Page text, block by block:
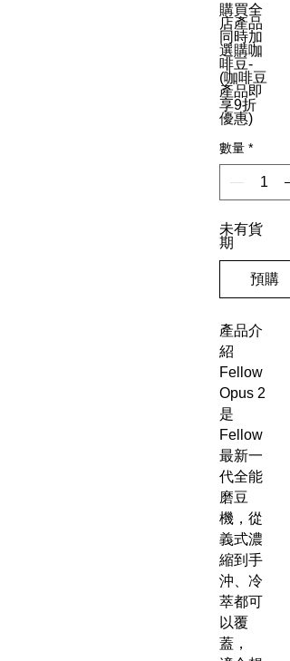
購買全
店產品
同時加
選購咖
啡豆-
(咖啡豆
產品即
享9折
優惠)
數量 *
未有貨
期
預購
產品介
紹
Fellow
Opus 2
是
Fellow
最新一
代全能
磨豆
機，從
義式濃
縮到手
沖、冷
萃都可
以覆
蓋，